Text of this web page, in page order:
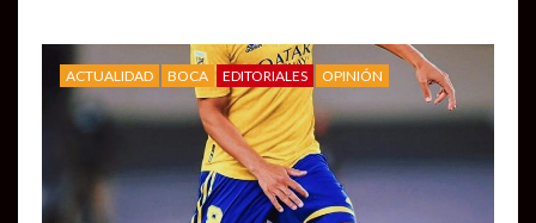
ACTUALIDAD BOCA EDITORIALES OPINIÓN